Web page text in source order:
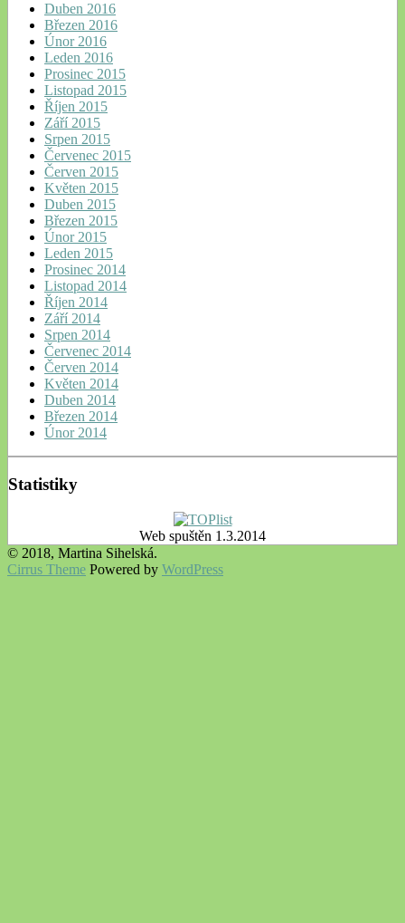
Duben 2016
Březen 2016
Únor 2016
Leden 2016
Prosinec 2015
Listopad 2015
Říjen 2015
Září 2015
Srpen 2015
Červenec 2015
Červen 2015
Květen 2015
Duben 2015
Březen 2015
Únor 2015
Leden 2015
Prosinec 2014
Listopad 2014
Říjen 2014
Září 2014
Srpen 2014
Červenec 2014
Červen 2014
Květen 2014
Duben 2014
Březen 2014
Únor 2014
Statistiky
Web spuštěn 1.3.2014
© 2018, Martina Sihelská.
Cirrus Theme Powered by WordPress